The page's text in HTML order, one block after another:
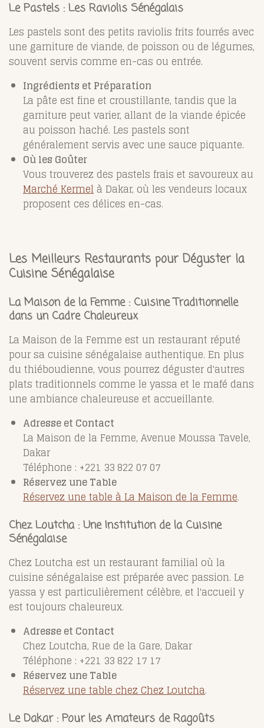
Le Pastels : Les Raviolis Sénégalais
Les pastels sont des petits raviolis frits fourrés avec
une garniture de viande, de poisson ou de légumes,
souvent servis comme en-cas ou entrée.
Ingrédients et Préparation
La pâte est fine et croustillante, tandis que la
garniture peut varier, allant de la viande épicée
au poisson haché. Les pastels sont
généralement servis avec une sauce piquante.
Où les Goûter
Vous trouverez des pastels frais et savoureux au
Marché Kermel à Dakar, où les vendeurs locaux
proposent ces délices en-cas.
Les Meilleurs Restaurants pour Déguster la
Cuisine Sénégalaise
La Maison de la Femme : Cuisine Traditionnelle
dans un Cadre Chaleureux
La Maison de la Femme est un restaurant réputé
pour sa cuisine sénégalaise authentique. En plus
du thiéboudienne, vous pourrez déguster d'autres
plats traditionnels comme le yassa et le mafé dans
une ambiance chaleureuse et accueillante.
Adresse et Contact
La Maison de la Femme, Avenue Moussa Tavele,
Dakar
Téléphone : +221 33 822 07 07
Réservez une Table
Réservez une table à La Maison de la Femme.
Chez Loutcha : Une Institution de la Cuisine
Sénégalaise
Chez Loutcha est un restaurant familial où la
cuisine sénégalaise est préparée avec passion. Le
yassa y est particulièrement célèbre, et l'accueil y
est toujours chaleureux.
Adresse et Contact
Chez Loutcha, Rue de la Gare, Dakar
Téléphone : +221 33 822 17 17
Réservez une Table
Réservez une table chez Chez Loutcha.
Le Dakar : Pour les Amateurs de Ragoûts